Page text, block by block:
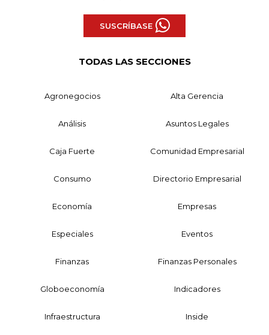
SUSCRÍBASE
TODAS LAS SECCIONES
Agronegocios Alta Gerencia
Análisis Asuntos Legales
Caja Fuerte Comunidad Empresarial
Consumo Directorio Empresarial
Economía Empresas
Especiales Eventos
Finanzas Finanzas Personales
Globoeconomía Indicadores
Infraestructura Inside